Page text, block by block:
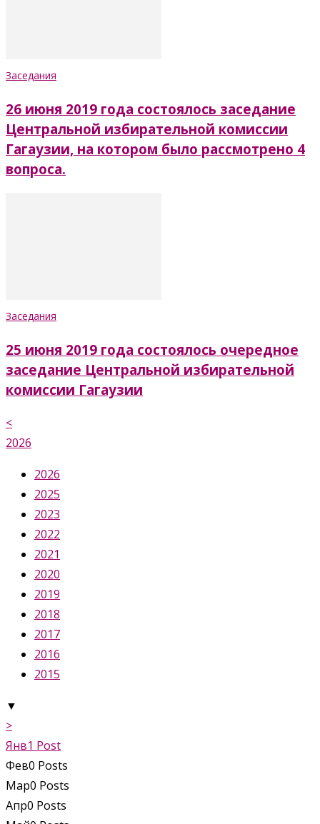
Заседания
26 июня 2019 года состоялось заседание
Центральной избирательной комиссии
Гагаузии, на котором было рассмотрено 4
вопроса.
Заседания
25 июня 2019 года состоялось очередное
заседание Центральной избирательной
комиссии Гагаузии
<
2026
2026
2025
2023
2022
2021
2020
2019
2018
2017
2016
2015
▼
>
Янв1 Post
Фев0 Posts
Мар0 Posts
Апр0 Posts